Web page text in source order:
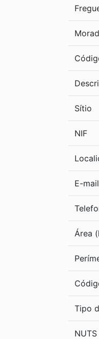
Sítio
NIF
E-mail
Área
Tipo
NUTS